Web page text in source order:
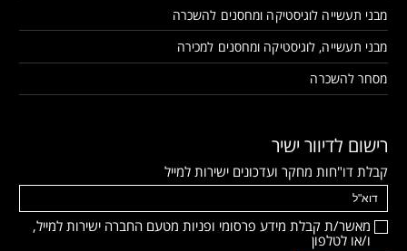
מבני תעשייה לוגיסטיקה ומחסנים להשכרה
מבני תעשייה, לוגיסטיקה ומחסנים למכירה
מסחר להשכרה
רישום לדיוור ישיר
קבלת דו"חות מחקר ועדכונים ישירות למייל
מאשר/ת קבלת מידע פרסומי ופניות מטעם החברה ישירות למייל,
ו/או לטלפון